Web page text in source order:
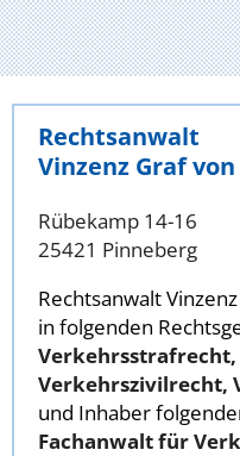
Rechtsanwalt
Vinzenz Graf
Rübekamp 14-16
25421 Pinneberg
Rechtsanwalt
in folgenden
Verkehrszivilrecht,
und Inhaber
Fachanwalt für